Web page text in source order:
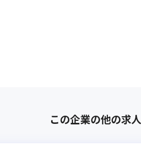
この企業の他の求人